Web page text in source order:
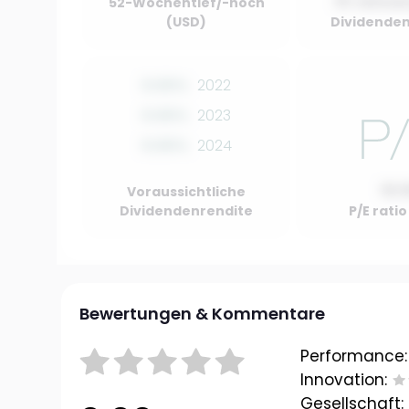
(USD)
2022
2023
2024
Voraussichtliche
Dividendenrendite
P/E
Bewertungen & Kommentare
Performance:
Innovation:
Gesellschaft: